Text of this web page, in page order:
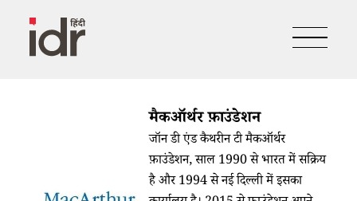
मैकऑर्थर फ़ाउंडेशन
जॉन डी एंड कैथरीन टी मैकऑर्थर
फ़ाउंडेशन, साल 1990 से भारत में सक्रिय
है और 1994 से नई दिल्ली में इसका